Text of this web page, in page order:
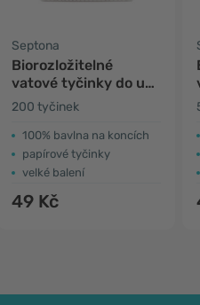
Septona
Biorozložitelné
vatové tyčinky do uší
– v sáčku
200 tyčinek
100% bavlna na koncích
papírové tyčinky
velké balení
49 Kč